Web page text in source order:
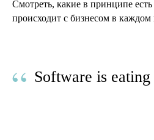
Смотреть, какие в принципе
происходит с бизнесом в каждом
“ Software is